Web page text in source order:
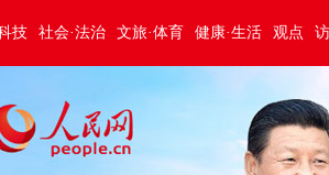
技 社会·法治 文旅·体育 健康·生活 观点